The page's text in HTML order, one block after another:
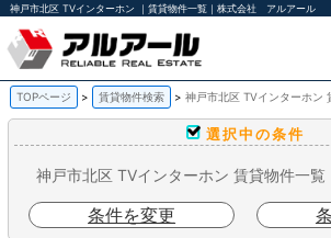
神戸市北区 TVインターホン ｜賃貸物件一覧｜株式会社 アルアール
TOPページ 賃貸物件検索 神戸市北区 TVインターホン
選択中の条件
神戸市北区 TVインターホン 賃貸物件一覧
条件を変更